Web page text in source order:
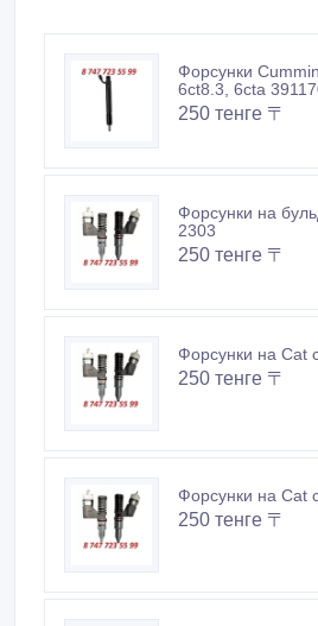
Форсунки
6ct8.3, 6cta
250 тенге 〒
Форсунки на
2303
250 тенге 〒
Форсунки на Cat
250 тенге 〒
Форсунки на Cat
250 тенге 〒